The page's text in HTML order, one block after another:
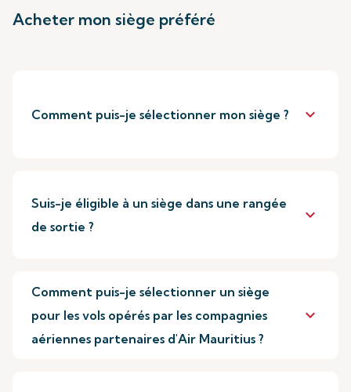
Acheter mon siège préféré
Comment puis-je sélectionner mon siège ? keyboard_arrow_down
Suis-je éligible à un siège dans une rangée
de sortie ?
keyboard_arrow_down
Comment puis-je sélectionner un siège
pour les vols opérés par les compagnies
aériennes partenaires d'Air Mauritius ?
keyboard_arrow_down